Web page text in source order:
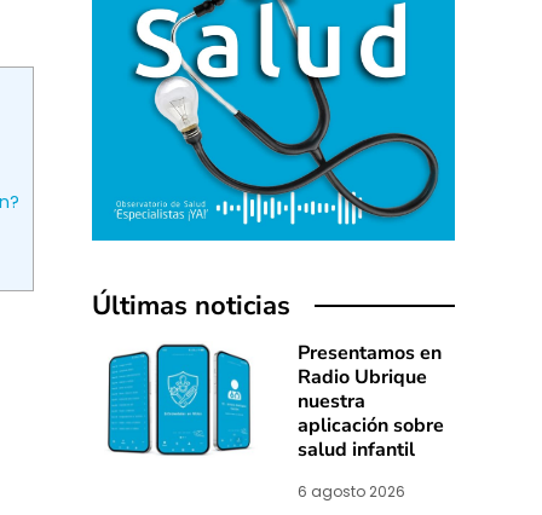
Últimas noticias
Presentamos en
Radio Ubrique
nuestra
aplicación sobre
salud infantil
6 agosto 2026